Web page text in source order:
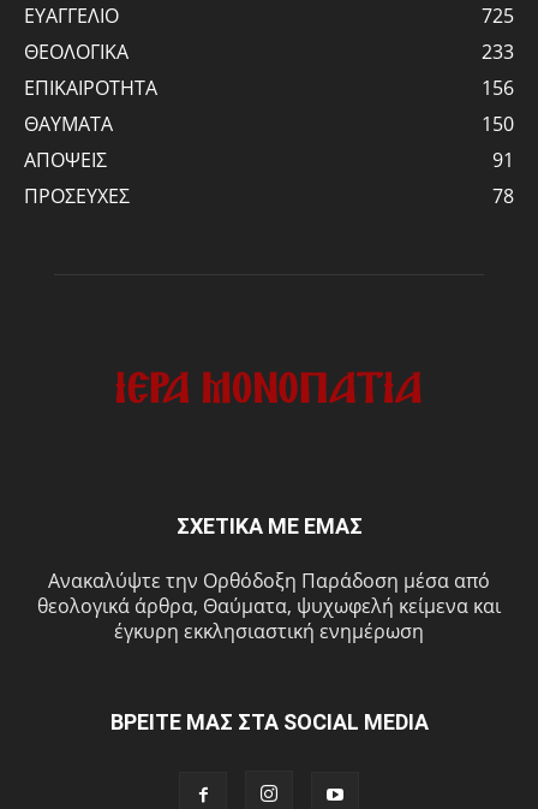
ΕΥΑΓΓΕΛΙΟ
725
ΘΕΟΛΟΓΙΚΑ
233
ΕΠΙΚΑΙΡΟΤΗΤΑ
156
ΘΑΥΜΑΤΑ
150
ΑΠΟΨΕΙΣ
91
ΠΡΟΣΕΥΧΕΣ
78
ΣΧΕΤΙΚΑ ΜΕ ΕΜΑΣ
Ανακαλύψτε την Ορθόδοξη Παράδοση μέσα από
θεολογικά άρθρα, Θαύματα, ψυχωφελή κείμενα και
έγκυρη εκκλησιαστική ενημέρωση
ΒΡΕΙΤΕ ΜΑΣ ΣΤΑ SOCIAL MEDIA